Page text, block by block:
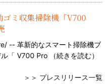
ミ収集掃除機「V700
-- 革新的なスマート掃除機ブ
「 V700 Pro （続きを読む）
＞＞ プレスリリース一覧